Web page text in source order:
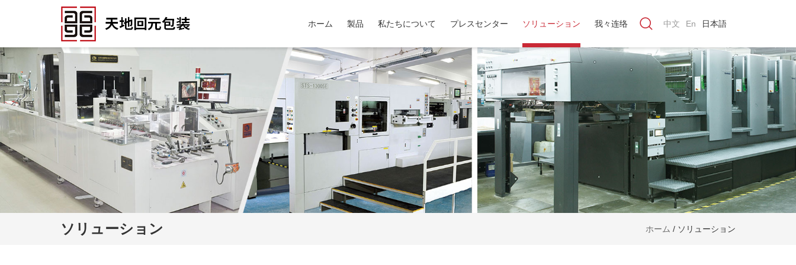
ホーム 製品 私たちについて プレスセンター ソリューション 我々连络 中文 En 日本語
ソリューション ホーム / ソリューション